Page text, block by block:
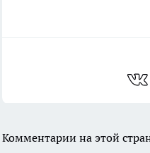
Комментарии на этой